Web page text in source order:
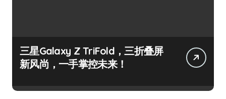
三星Galaxy Z TriFold，三折叠屏
新风尚，一手掌控未来！